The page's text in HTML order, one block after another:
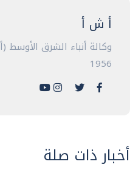
أ ش أ
وكالة أنباء الشرق
1956
أخبار ذات صلة